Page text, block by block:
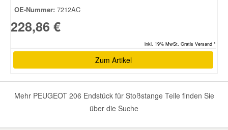
OE-Nummer: 7212AC
228,86 €
inkl. 19% MwSt. Gratis Versand *
Zum Artikel
Mehr PEUGEOT 206 Endstück für Stoßstange Teile finden Sie
über die Suche
Vauxhall Ersatzteile